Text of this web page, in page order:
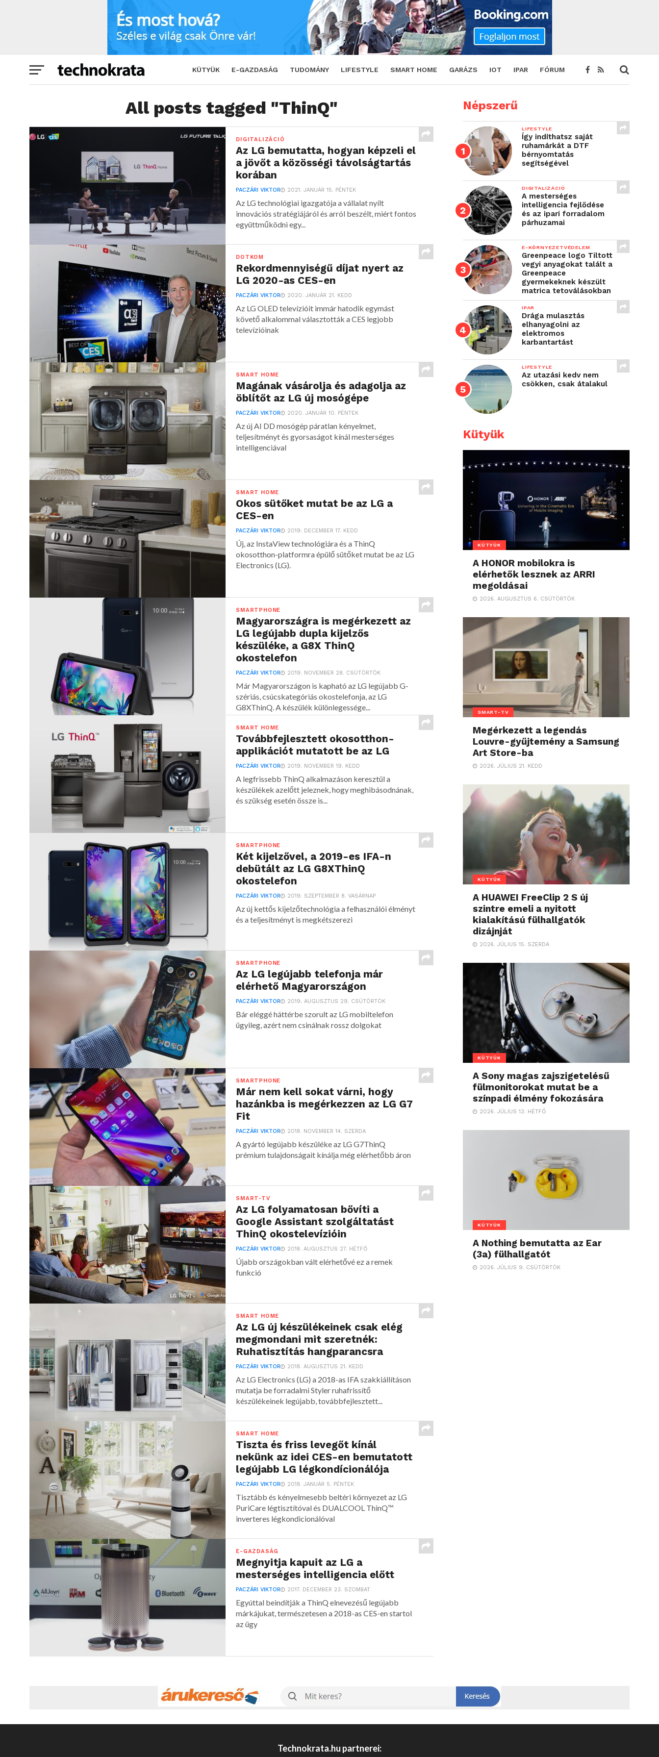
KÜTYÜK E-GAZDASÁG TUDOMÁNY LIFESTYLE SMART HOME GARÁZS IOT IPAR FÓRUM
All posts tagged "ThinQ"
DIGITALIZÁCIÓ
Az LG bemutatta, hogyan képzeli el
a jövőt a közösségi távolságtartás
korában
PACZÁRI VIKTOR 2021. JANUÁR 15. PÉNTEK
Az LG technológiai igazgatója a vállalat nyílt
innovációs stratégiájáról és arról beszélt, miért fontos
együttműködni egy...
DOTKOM
Rekordmennyiségű díjat nyert az
LG 2020-as CES-en
PACZÁRI VIKTOR 2020. JANUÁR 21. KEDD
Az LG OLED televízióit immár hatodik egymást
követő alkalommal választották a CES legjobb
televízióinak
SMART HOME
Magának vásárolja és adagolja az
öblítőt az LG új mosógépe
PACZÁRI VIKTOR 2020. JANUÁR 10. PÉNTEK
Az új AI DD mosógép páratlan kényelmet,
teljesítményt és gyorsaságot kínál mesterséges
intelligenciával
SMART HOME
Okos sütőket mutat be az LG a
CES-en
PACZÁRI VIKTOR 2019. DECEMBER 17. KEDD
Új, az InstaView technológiára és a ThinQ
okosotthon-platformra épülő sütőket mutat be az LG
Electronics (LG).
SMARTPHONE
Magyarországra is megérkezett az
LG legújabb dupla kijelzős
készüléke, a G8X ThinQ
okostelefon
PACZÁRI VIKTOR 2019. NOVEMBER 28. CSÜTÖRTÖK
Már Magyarországon is kapható az LG legújabb G-
szériás, csúcskategóriás okostelefonja, az LG
G8XThinQ. A készülék különlegessége...
SMART HOME
Továbbfejlesztett okosotthon-
applikációt mutatott be az LG
PACZÁRI VIKTOR 2019. NOVEMBER 19. KEDD
A legfrissebb ThinQ alkalmazáson keresztül a
készülékek azelőtt jeleznek, hogy meghibásodnának,
és szükség esetén össze is...
SMARTPHONE
Két kijelzővel, a 2019-es IFA-n
debütált az LG G8XThinQ
okostelefon
PACZÁRI VIKTOR 2019. SZEPTEMBER 8. VASÁRNAP
Az új kettős kijelzőtechnológia a felhasználói élményt
és a teljesítményt is megkétszerezi
SMARTPHONE
Az LG legújabb telefonja már
elérhető Magyarországon
PACZÁRI VIKTOR 2019. AUGUSZTUS 29. CSÜTÖRTÖK
Bár eléggé háttérbe szorult az LG mobiltelefon
ügyileg, azért nem csinálnak rossz dolgokat
SMARTPHONE
Már nem kell sokat várni, hogy
hazánkba is megérkezzen az LG G7
Fit
PACZÁRI VIKTOR 2018. NOVEMBER 14. SZERDA
A gyártó legújabb készüléke az LG G7ThinQ
prémium tulajdonságait kínálja még elérhetőbb áron
SMART-TV
Az LG folyamatosan bővíti a
Google Assistant szolgáltatást
ThinQ okostelevízióin
PACZÁRI VIKTOR 2018. AUGUSZTUS 27. HÉTFŐ
Újabb országokban vált elérhetővé ez a remek
funkció
SMART HOME
Az LG új készülékeinek csak elég
megmondani mit szeretnék:
Ruhatisztítás hangparancsra
PACZÁRI VIKTOR 2018. AUGUSZTUS 21. KEDD
Az LG Electronics (LG) a 2018-as IFA szakkiállításon
mutatja be forradalmi Styler ruhafrissítő
készülékeinek legújabb, továbbfejlesztett...
SMART HOME
Tiszta és friss levegőt kínál
nekünk az idei CES-en bemutatott
legújabb LG légkondícionálója
PACZÁRI VIKTOR 2018. JANUÁR 5. PÉNTEK
Tisztább és kényelmesebb beltéri környezet az LG
PuriCare légtisztítóval és DUALCOOL ThinQ™
inverteres légkondicionálóval
E-GAZDASÁG
Megnyitja kapuit az LG a
mesterséges intelligencia előtt
PACZÁRI VIKTOR 2017. DECEMBER 23. SZOMBAT
Egyúttal beindítják a ThinQ elnevezésű legújabb
márkájukat, természetesen a 2018-as CES-en startol
az ügy
Népszerű
LIFESTYLE
Így indíthatsz saját
ruhamárkát a DTF
bérnyomtatás
segítségével
DIGITALIZÁCIÓ
A mesterséges
intelligencia fejlődése
és az ipari forradalom
párhuzamai
E-KÖRNYEZETVÉDELEM
Greenpeace logo Tiltott
vegyi anyagokat talált a
Greenpeace
gyermekeknek készült
matrica tetoválásokban
IPAR
Drága mulasztás
elhanyagolni az
elektromos
karbantartást
LIFESTYLE
Az utazási kedv nem
csökken, csak átalakul
Kütyük
KÜTYÜK
A HONOR mobilokra is
elérhetők lesznek az ARRI
megoldásai
2026. AUGUSZTUS 6. CSÜTÖRTÖK
SMART-TV
Megérkezett a legendás
Louvre-gyűjtemény a Samsung
Art Store-ba
2026. JÚLIUS 21. KEDD
KÜTYÜK
A HUAWEI FreeClip 2 S új
szintre emeli a nyitott
kialakítású fülhallgatók
dizájnját
2026. JÚLIUS 15. SZERDA
KÜTYÜK
A Sony magas zajszigetelésű
fülmonitorokat mutat be a
színpadi élmény fokozására
2026. JÚLIUS 13. HÉTFŐ
KÜTYÜK
A Nothing bemutatta az Ear
(3a) fülhallgatót
2026. JÚLIUS 9. CSÜTÖRTÖK
Technokrata.hu partnerei: